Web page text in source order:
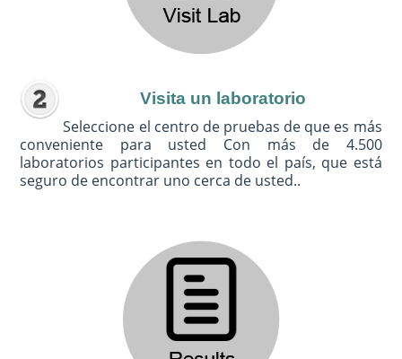
Visita un laboratorio
Seleccione el centro de pruebas de que es más
conveniente para usted Con más de 4.500
laboratorios participantes en todo el país, que está
seguro de encontrar uno cerca de usted..